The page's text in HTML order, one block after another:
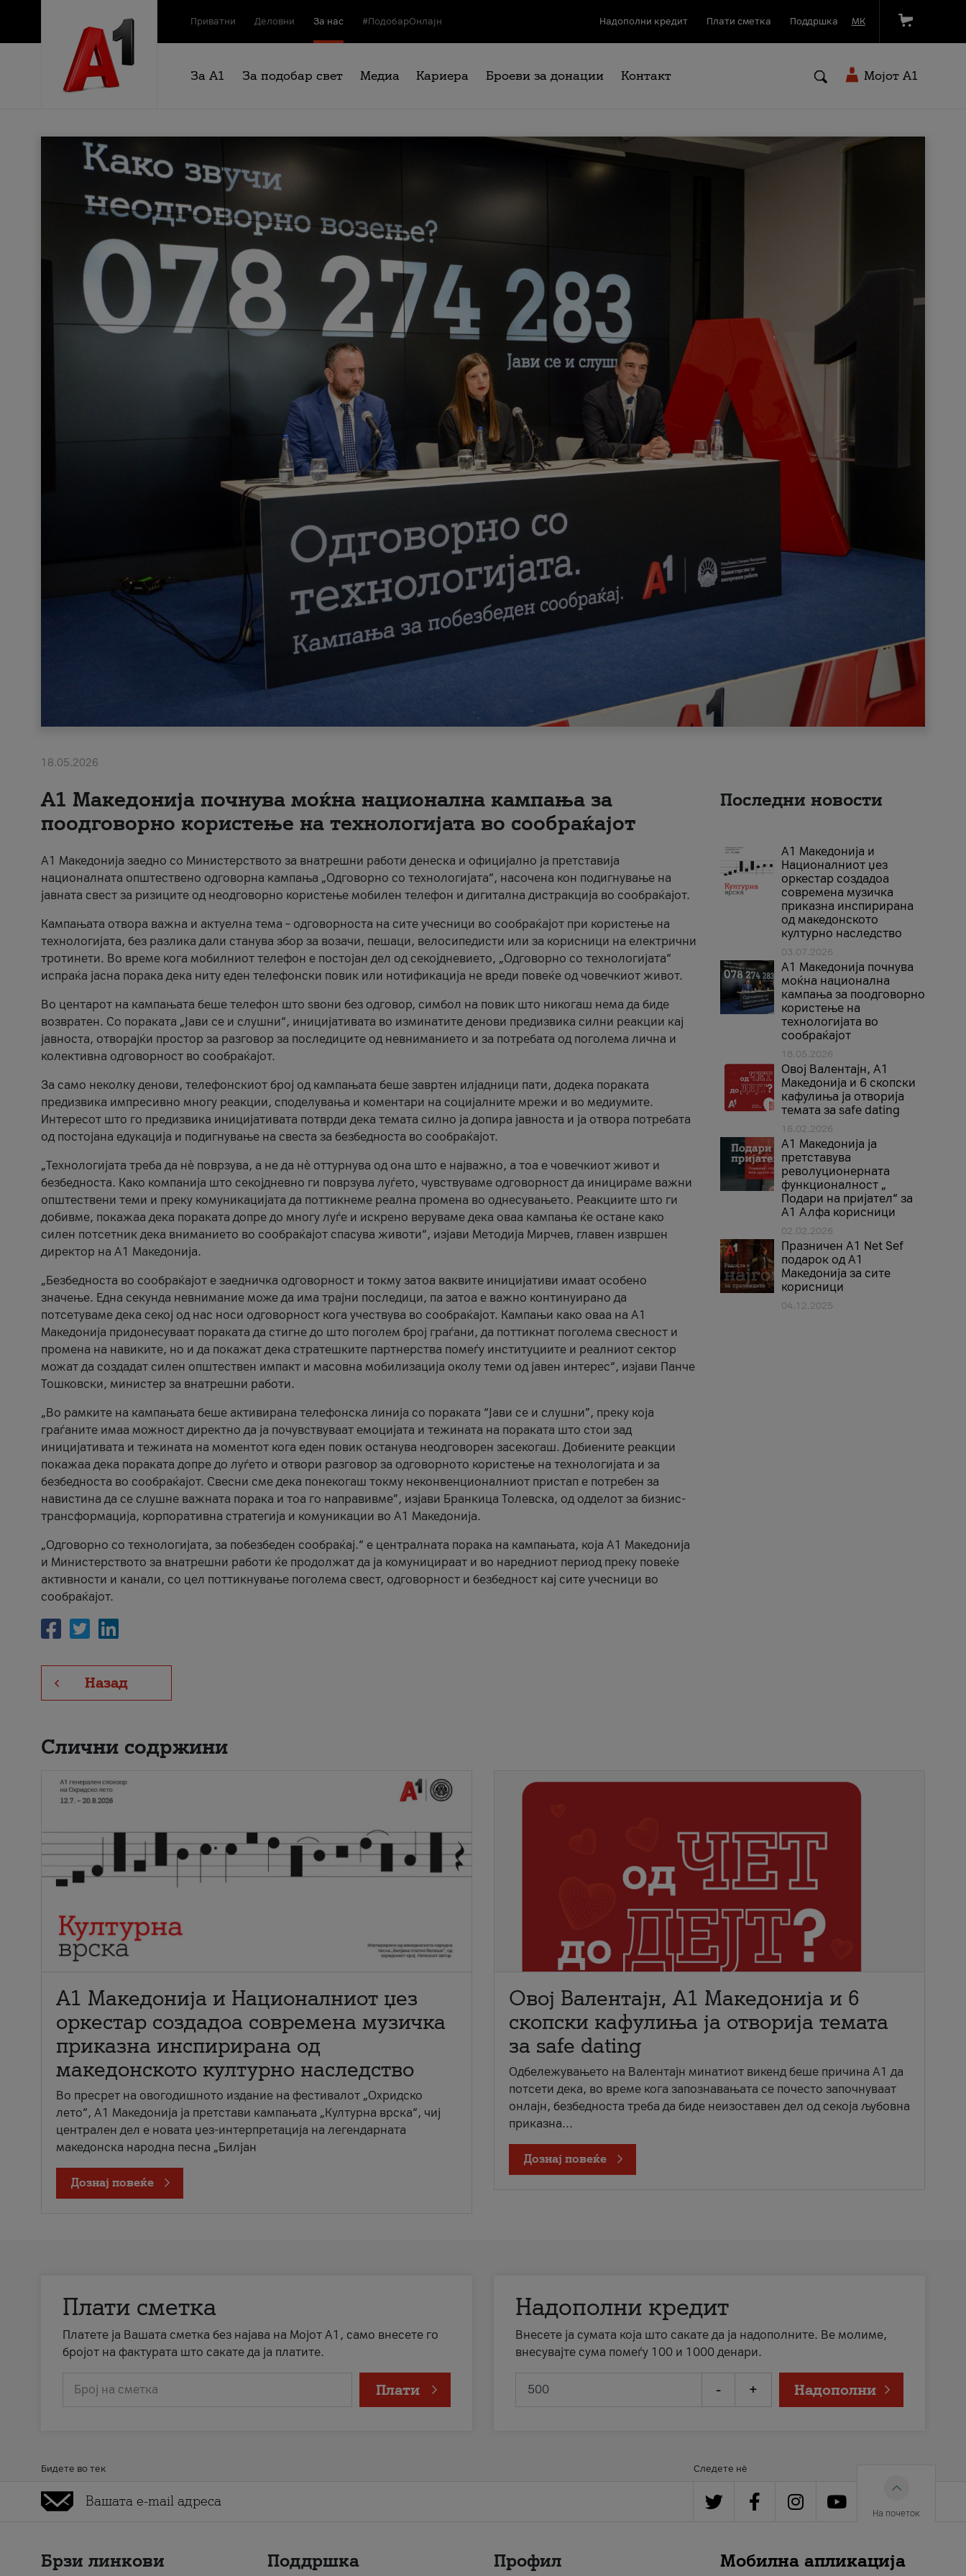
Приватни Деловни За нас #ПодобарОнлајн Надополни кредит Плати сметка Поддршка МК
За А1 За подобар свет Медиа Кариера Броеви за донации Контакт Мојот A1
18.05.2026
A1 Македонија почнува моќна национална кампања за
поодговорно користење на технологијата во сообраќајот
A1 Македонија заедно со Министерството за внатрешни работи денеска и официјално ја претставија
националната општествено одговорна кампања „Одговорно со технологијата“, насочена кон подигнување на
јавната свест за ризиците од неодговорно користење мобилен телефон и дигитална дистракција во сообраќајот.
Кампањата отвора важна и актуелна тема – одговорноста на сите учесници во сообраќајот при користење на
технологијата, без разлика дали станува збор за возачи, пешаци, велосипедисти или за корисници на електрични
тротинети. Во време кога мобилниот телефон е постојан дел од секојдневието, „Одговорно со технологијата“
испраќа јасна порака дека ниту еден телефонски повик или нотификација не вреди повеќе од човечкиот живот.
Во центарот на кампањата беше телефон што ѕвони без одговор, симбол на повик што никогаш нема да биде
возвратен. Со пораката „Јави се и слушни“, иницијативата во изминатите денови предизвика силни реакции кај
јавноста, отворајќи простор за разговор за последиците од невниманието и за потребата од поголема лична и
колективна одговорност во сообраќајот.
За само неколку денови, телефонскиот број од кампањата беше завртен илјадници пати, додека пораката
предизвика импресивно многу реакции, споделувања и коментари на социјалните мрежи и во медиумите.
Интересот што го предизвика иницијативата потврди дека темата силно ја допира јавноста и ја отвора потребата
од постојана едукација и подигнување на свеста за безбедноста во сообраќајот.
„Технологијата треба да нè поврзува, а не да нè оттурнува од она што е најважно, а тоа е човечкиот живот и
безбедноста. Како компанија што секојдневно ги поврзува луѓето, чувствуваме одговорност да иницираме важни
општествени теми и преку комуникацијата да поттикнеме реална промена во однесувањето. Реакциите што ги
добивме, покажаа дека пораката допре до многу луѓе и искрено веруваме дека оваа кампања ќе остане како
силен потсетник дека вниманието во сообраќајот спасува животи“, изјави Методија Мирчев, главен извршен
директор на А1 Македонија.
„Безбедноста во сообраќајот е заедничка одговорност и токму затоа ваквите иницијативи имаат особено
значење. Една секунда невнимание може да има трајни последици, па затоа е важно континуирано да
потсетуваме дека секој од нас носи одговорност кога учествува во сообраќајот. Кампањи како оваа на A1
Македонија придонесуваат пораката да стигне до што поголем број граѓани, да поттикнат поголема свесност и
промена на навиките, но и да покажат дека стратешките партнерства помеѓу институциите и реалниот сектор
можат да создадат силен општествен импакт и масовна мобилизација околу теми од јавен интерес“, изјави Панче
Тошковски, министер за внатрешни работи.
„Во рамките на кампањата беше активирана телефонска линија со пораката “Јави се и слушни”, преку која
граѓаните имаа можност директно да ја почувствуваат емоцијата и тежината на пораката што стои зад
иницијативата и тежината на моментот кога еден повик останува неодговорен засекогаш. Добиените реакции
покажаа дека пораката допре до луѓето и отвори разговор за одговорното користење на технологијата и за
безбедноста во сообраќајот. Свесни сме дека понекогаш токму неконвенционалниот пристап е потребен за
навистина да се слушне важната порака и тоа го направивме”, изјави Бранкица Толевска, од одделот за бизнис-
трансформација, корпоративна стратегија и комуникации во А1 Македонија.
„Одговорно со технологијата, за побезбеден сообраќај.“ е централната порака на кампањата, која A1 Македонија
и Министерството за внатрешни работи ќе продолжат да ја комуницираат и во наредниот период преку повеќе
активности и канали, со цел поттикнување поголема свест, одговорност и безбедност кај сите учесници во
сообраќајот.
Назад
Последни новости
А1 Македонија и
Националниот џез
оркестар создадоа
современа музичка
приказна инспирирана
од македонското
културно наследство
03.07.2026
A1 Македонија почнува
моќна национална
кампања за поодговорно
користење на
технологијата во
сообраќајот
18.05.2026
Овој Валентајн, A1
Македонија и 6 скопски
кафулиња ја отворија
темата за safe dating
16.02.2026
А1 Македонија ја
претставува
револуционерната
функционалност „
Подари на пријател“ за
А1 Алфа корисници
02.02.2026
Празничен A1 Net Sеf
подарок од А1
Македонија за сите
корисници
04.12.2025
Слични содржини
А1 Македонија и Националниот џез
оркестар создадоа современа музичка
приказна инспирирана од
македонското културно наследство
Во пресрет на овогодишното издание на фестивалот „Охридско
лето“, А1 Македонија ја претстави кампањата „Културна врска“, чиј
централен дел е новата џез-интерпретација на легендарната
македонска народна песна „Билјан
Дознај повеќе
Овој Валентајн, A1 Македонија и 6
скопски кафулиња ја отворија темата
за safe dating
Одбележувањето на Валентајн минатиот викенд беше причина А1 да
потсети дека, во време кога запознавањата се почесто започнуваат
онлајн, безбедноста треба да биде неизоставен дел од секоја љубовна
приказна...
Дознај повеќе
Плати сметка
Платете ја Вашата сметка без најава на Мојот А1, само внесете го
бројот на фактурата што сакате да ја платите.
Број на сметка Плати
Надополни кредит
Внесете ја сумата која што сакате да ја надополните. Ве молиме,
внесувајте сума помеѓу 100 и 1000 денари.
- + Надополни
Бидете во тек Следете нè
На почеток
Брзи линкови Поддршка Профил Мобилна апликација